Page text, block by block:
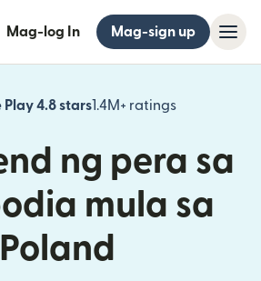
Mag-log In Mag-sign up
Play 4.8 stars1.4M+ ratings
(bubukas
ng pera sa
mula sa
Poland